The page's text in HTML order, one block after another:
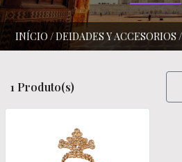
INÍCIO /DEIDADES Y ACCESORIOS/
1 Produto(s)